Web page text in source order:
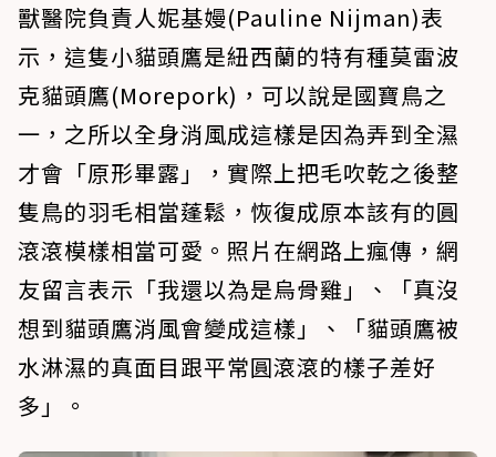
獸醫院負責人妮基嫚(Pauline Nijman)表
示，這隻小貓頭鷹是紐西蘭的特有種莫雷波
克貓頭鷹(Morepork)，可以說是國寶鳥之
一，之所以全身消風成這樣是因為弄到全濕
才會「原形畢露」，實際上把毛吹乾之後整
隻鳥的羽毛相當蓬鬆，恢復成原本該有的圓
滾滾模樣相當可愛。照片在網路上瘋傳，網
友留言表示「我還以為是烏骨雞」、「真沒
想到貓頭鷹消風會變成這樣」、「貓頭鷹被
水淋濕的真面目跟平常圓滾滾的樣子差好
多」。